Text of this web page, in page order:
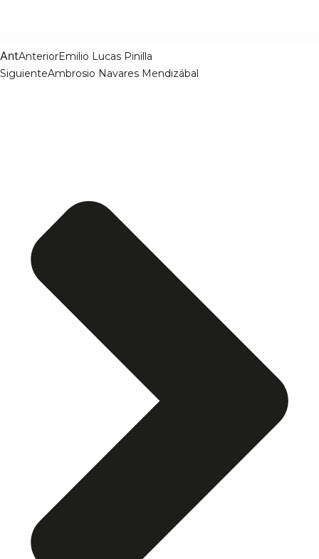
AntAnteriorEmilio Lucas Pinilla
SiguienteAmbrosio Navares Mendizábal